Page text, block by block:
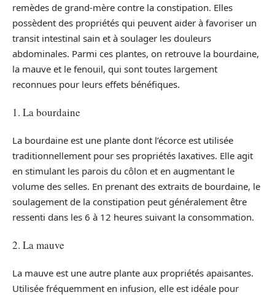
remèdes de grand-mère contre la constipation. Elles
possèdent des propriétés qui peuvent aider à favoriser un
transit intestinal sain et à soulager les douleurs
abdominales. Parmi ces plantes, on retrouve la bourdaine,
la mauve et le fenouil, qui sont toutes largement
reconnues pour leurs effets bénéfiques.
1. La bourdaine
La bourdaine est une plante dont l’écorce est utilisée
traditionnellement pour ses propriétés laxatives. Elle agit
en stimulant les parois du côlon et en augmentant le
volume des selles. En prenant des extraits de bourdaine, le
soulagement de la constipation peut généralement être
ressenti dans les 6 à 12 heures suivant la consommation.
2. La mauve
La mauve est une autre plante aux propriétés apaisantes.
Utilisée fréquemment en infusion, elle est idéale pour